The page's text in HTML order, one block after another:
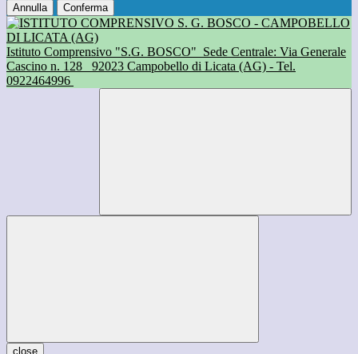
Annulla Conferma
Istituto Comprensivo "S.G. BOSCO" Sede Centrale: Via Generale
Cascino n. 128
92023 Campobello di Licata (AG) - Tel.
0922464996
close